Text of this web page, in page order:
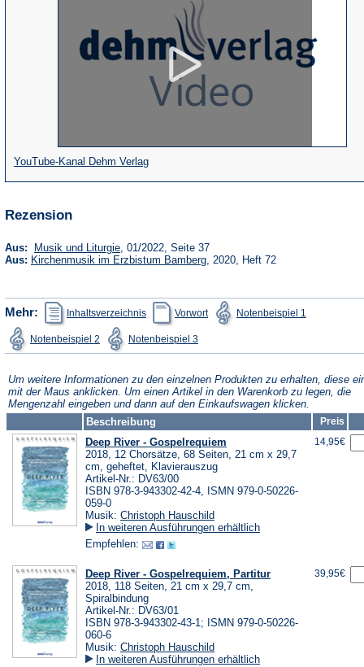
YouTube-Kanal Dehm Verlag(Öffnet
in
Tab)
Rezension
Aus: Musik und Liturgie(Öffnet
in
, 01/2022, Seite 37
Aus: Kirchenmusik im Erzbistum Bamberg(Öffnet
Tab)
, 2020, Heft 72
Mehr: Inhaltsverzeichnis
(Öffnet
in
einem
neuen
Tab)
Vorwort
(Öffnet
in
einem
Tab)
Notenbeispiel 1in
Tab)
Notenbeispiel 2
(Öffnet
in
einem
Tab)
Notenbeispiel 3in
einem
Tab)
Um weitere Informationen zu den einzelnen Produkten zu erhalten, diese
mit der Maus anklicken. Um einen Artikel in den Warenkorb zu legen, die
Mengenzahl eingeben und dann auf den Einkaufswagen klicken.
Beschreibung
Preis
Deep River - Gospelrequiem
2018, 12 Chorsätze, 68 Seiten, 21 cm x 29,7
cm, geheftet, Klavierauszug
Artikel-Nr.: DV63/00
ISBN 978-3-943302-42-4, ISMN 979-0-50226-
059-0
Musik: Christoph Hauschild
In weiteren Ausführungen erhältlich
Empfehlen:
14,95€
Deep River - Gospelrequiem, Partitur
2018, 118 Seiten, 21 cm x 29,7 cm,
Spiralbindung
Artikel-Nr.: DV63/01
ISBN 978-3-943302-43-1; ISMN 979-0-50226-
060-6
Musik: Christoph Hauschild
In weiteren Ausführungen erhältlich
39,95€